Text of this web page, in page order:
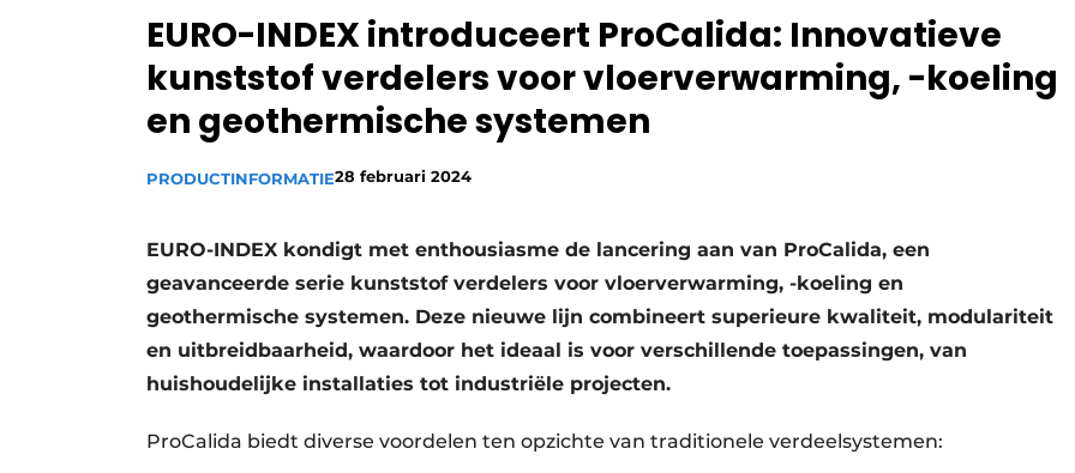
Vacature aanmelden
Vacatures
Video’s
EURO-INDEX introduceert ProCalida: Innovatieve
kunststof verdelers voor vloerverwarming, -koeling
en geothermische systemen
PRODUCTINFORMATIE28 februari 2024
EURO-INDEX kondigt met enthousiasme de lancering aan van ProCalida, een
geavanceerde serie kunststof verdelers voor vloerverwarming, -koeling en
geothermische systemen. Deze nieuwe lijn combineert superieure kwaliteit, modulariteit
en uitbreidbaarheid, waardoor het ideaal is voor verschillende toepassingen, van
huishoudelijke installaties tot industriële projecten.
ProCalida biedt diverse voordelen ten opzichte van traditionele verdeelsystemen: